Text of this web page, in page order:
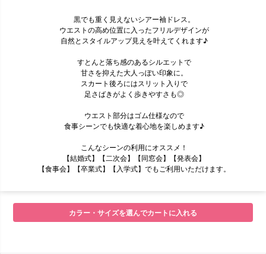
黒でも重く見えないシアー袖ドレス。
ウエストの高め位置に入ったフリルデザインが
自然とスタイルアップ見えを叶えてくれます♪
すとんと落ち感のあるシルエットで
甘さを抑えた大人っぽい印象に。
スカート後ろにはスリット入りで
足さばきがよく歩きやすさも◎
ウエスト部分はゴム仕様なので
食事シーンでも快適な着心地を楽しめます♪
こんなシーンの利用にオススメ！
【結婚式】【二次会】【同窓会】【発表会】
【食事会】【卒業式】【入学式】でもご利用いただけます。
■サイズ表
カラー・サイズを選んでカートに入れる